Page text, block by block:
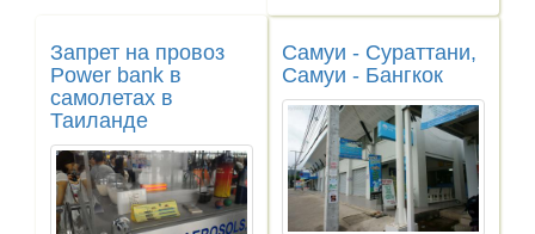
Запрет на провоз
Power bank в
самолетах в
Таиланде
Самуи - Сураттани,
Самуи - Бангкок